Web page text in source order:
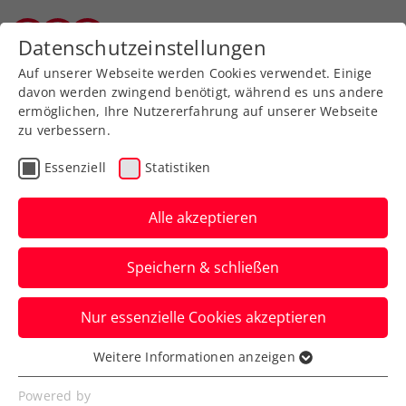
Zurück zur Newsübersicht
Turniere
„One-Shot-Challenge“ im
Rahmen der NÖ Open
2023 in Tulln
ÖTV-Mann Jürgen Melzer fungiert als
Schirmherr des Ein-Punkt-Turniers beim
ATP-Challenger in Niederösterreich.
Verfasst von: Presseaussendung / Redaktion, 21.08.2023
Datenschutzeinstellungen
Auf unserer Webseite werden Cookies verwendet. Einige
davon werden zwingend benötigt, während es uns andere
ermöglichen, Ihre Nutzererfahrung auf unserer Webseite
zu verbessern.
Essenziell Statistiken
Alle akzeptieren
Speichern & schließen
Nur essenzielle Cookies akzeptieren
Essenziell
Essenzielle Cookies werden für grundlegende
Weitere Informationen anzeigen
Powered by